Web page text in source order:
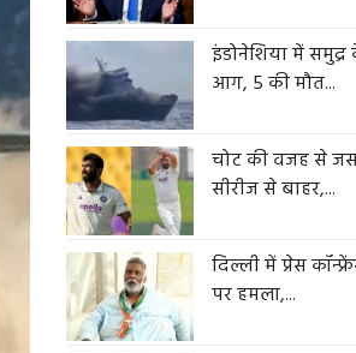
इंडोनेशिया में
आग, 5 की मौत...
चोट की वजह से
सीरीज से बाहर,...
दिल्ली में प्रेस
पर हमला,...